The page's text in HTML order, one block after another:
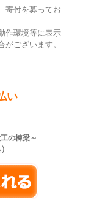
寄付を募ってお
作環境等に表示
ございます。
い
の棟梁～
)